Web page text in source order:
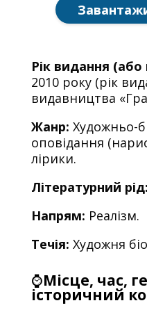
Рік видання (або
2010 року (рік
видавництва
Жанр: Художньо-
оповідання
лірики.
Літературний рід:
Напрям: Реалізм.
Течія: Художня
⌚Місце, час,
історичний